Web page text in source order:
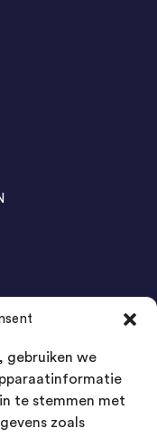
gebruiken we
te stemmen met
zoals